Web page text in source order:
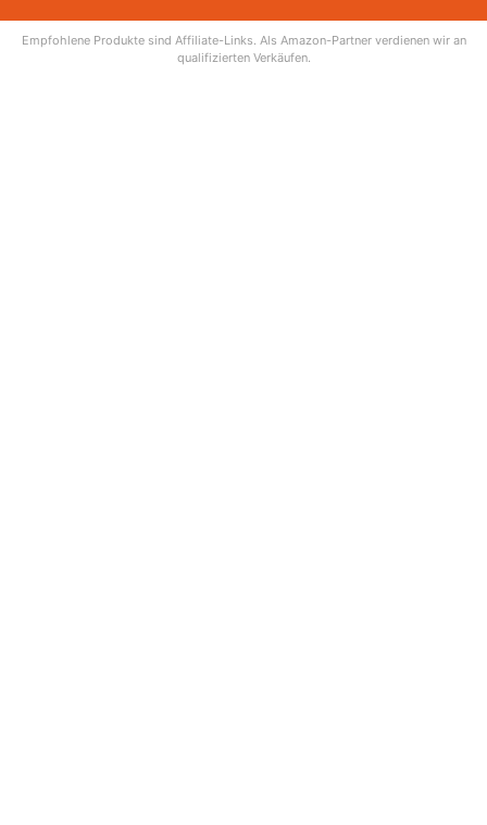
Empfohlene Produkte sind Affiliate-Links. Als Amazon-Partner verdienen wir an
qualifizierten Verkäufen.